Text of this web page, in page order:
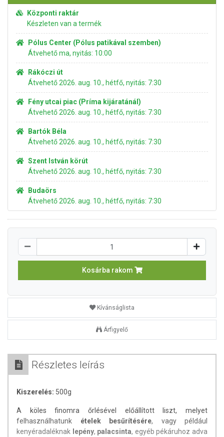
Központi raktár
Készleten van a termék
Pólus Center (Pólus patikával szemben)
Átvehető ma, nyitás: 10:00
Rákóczi út
Átvehető 2026. aug. 10., hétfő, nyitás: 7:30
Fény utcai piac (Príma kijáratánál)
Átvehető 2026. aug. 10., hétfő, nyitás: 7:30
Bartók Béla
Átvehető 2026. aug. 10., hétfő, nyitás: 7:30
Szent István körút
Átvehető 2026. aug. 10., hétfő, nyitás: 7:30
Budaörs
Átvehető 2026. aug. 10., hétfő, nyitás: 7:30
Kosárba rakom
Kívánságlista
Árfigyelő
Részletes leírás
Kiszerelés: 500g
A köles finomra őrlésével előállított liszt, melyet
felhasználhatunk ételek besűrítésére, vagy például
kenyéradaléknak lepény, palacsinta, egyéb pékáruhoz adva